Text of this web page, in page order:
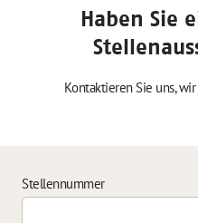
Haben Sie
Kontaktieren Sie uns,
Stellennummer